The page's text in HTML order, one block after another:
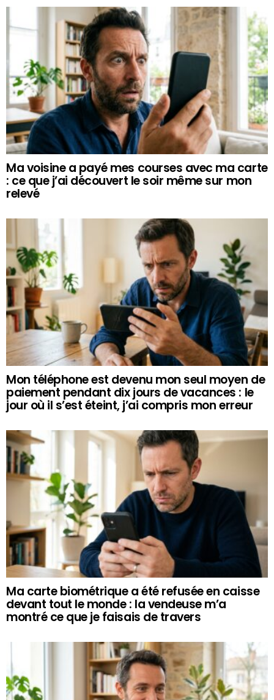
Ma voisine a payé mes courses avec ma carte
: ce que j’ai découvert le soir même sur mon
relevé
Mon téléphone est devenu mon seul moyen de
paiement pendant dix jours de vacances : le
jour où il s’est éteint, j’ai compris mon erreur
Ma carte biométrique a été refusée en caisse
devant tout le monde : la vendeuse m’a
montré ce que je faisais de travers